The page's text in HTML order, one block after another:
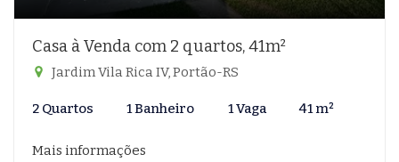
Casa à Venda com 2 quartos, 41m²
Jardim Vila Rica IV, Portão-RS
2 Quartos 1 Banheiro 1 Vaga 41 m²
Mais informações